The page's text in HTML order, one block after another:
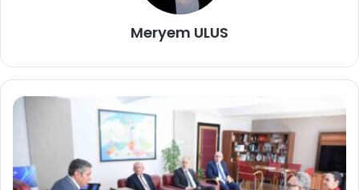
Meryem ULUS